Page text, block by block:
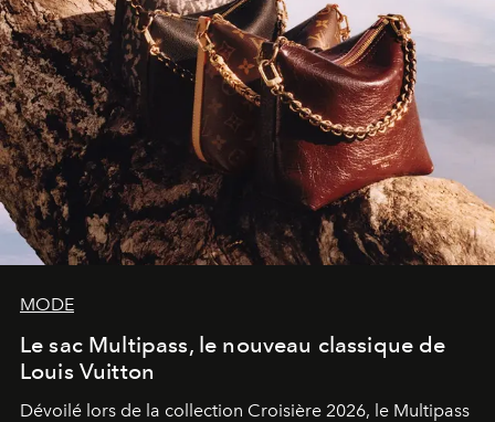
MODE
Le sac Multipass, le nouveau classique de
Louis Vuitton
Dévoilé lors de la collection Croisière 2026, le Multipass